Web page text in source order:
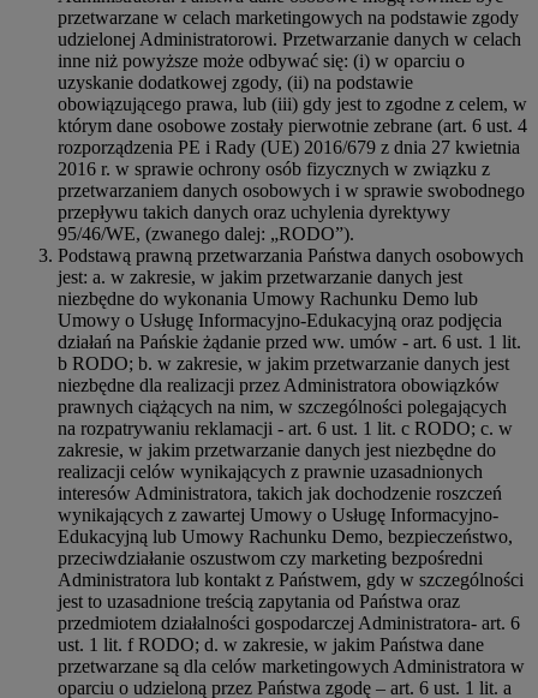
przetwarzane w celach marketingowych na podstawie zgody
udzielonej Administratorowi. Przetwarzanie danych w celach
inne niż powyższe może odbywać się: (i) w oparciu o
uzyskanie dodatkowej zgody, (ii) na podstawie
obowiązującego prawa, lub (iii) gdy jest to zgodne z celem, w
którym dane osobowe zostały pierwotnie zebrane (art. 6 ust. 4
rozporządzenia PE i Rady (UE) 2016/679 z dnia 27 kwietnia
2016 r. w sprawie ochrony osób fizycznych w związku z
przetwarzaniem danych osobowych i w sprawie swobodnego
przepływu takich danych oraz uchylenia dyrektywy
95/46/WE, (zwanego dalej: „RODO”).
Podstawą prawną przetwarzania Państwa danych osobowych
jest: a. w zakresie, w jakim przetwarzanie danych jest
niezbędne do wykonania Umowy Rachunku Demo lub
Umowy o Usługę Informacyjno-Edukacyjną oraz podjęcia
działań na Pańskie żądanie przed ww. umów - art. 6 ust. 1 lit.
b RODO; b. w zakresie, w jakim przetwarzanie danych jest
niezbędne dla realizacji przez Administratora obowiązków
prawnych ciążących na nim, w szczególności polegających
na rozpatrywaniu reklamacji - art. 6 ust. 1 lit. c RODO; c. w
zakresie, w jakim przetwarzanie danych jest niezbędne do
realizacji celów wynikających z prawnie uzasadnionych
interesów Administratora, takich jak dochodzenie roszczeń
wynikających z zawartej Umowy o Usługę Informacyjno-
Edukacyjną lub Umowy Rachunku Demo, bezpieczeństwo,
przeciwdziałanie oszustwom czy marketing bezpośredni
Administratora lub kontakt z Państwem, gdy w szczególności
jest to uzasadnione treścią zapytania od Państwa oraz
przedmiotem działalności gospodarczej Administratora- art. 6
ust. 1 lit. f RODO; d. w zakresie, w jakim Państwa dane
przetwarzane są dla celów marketingowych Administratora w
oparciu o udzieloną przez Państwa zgodę – art. 6 ust. 1 lit. a